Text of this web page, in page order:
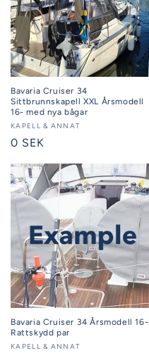
Bavaria Cruiser 34
Sittbrunnskapell XXL Årsmodell
16- med nya bågar
Säljare:
KAPELL & ANNAT
Ordinarie
0 SEK
Bavaria Cruiser 34 Årsmodell 16-
Rattskydd par
Säljare:
KAPELL & ANNAT